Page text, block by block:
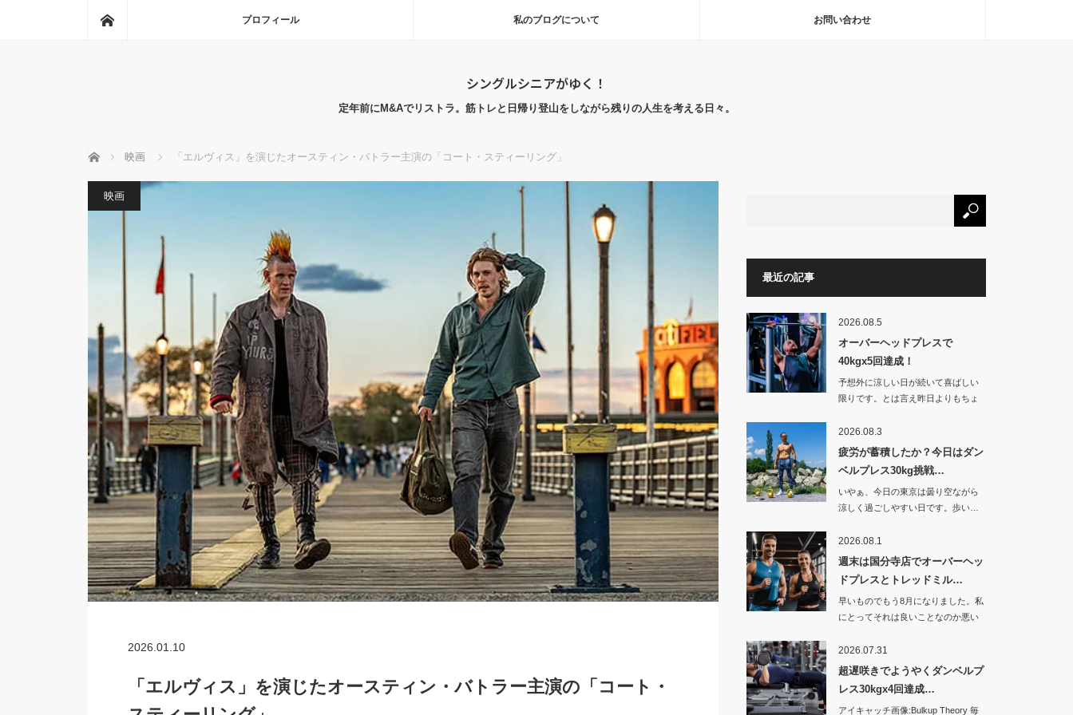
プロフィール 私のブログについて お問い合わせ
シングルシニアがゆく！
定年前にM&Aでリストラ。筋トレと日帰り登山をしながら残りの人生を考える日々。
ホーム 映画 「エルヴィス」を演じたオースティン・バトラー主演の「コート・スティーリング」
映画
2026.01.10
「エルヴィス」を演じたオースティン・バトラー主演の「コート・
最近の記事
2026.08.5
オーバーヘッドプレスで
40kgx5回達成！
予想外に涼しい日が続いて喜ばしい
限りです。とは言え昨日よりもちょ
2026.08.3
疲労が蓄積したか？今日はダン
ベルプレス30kg挑戦…
いやぁ、今日の東京は曇り空ながら
涼しく過ごしやすい日です。歩い…
2026.08.1
週末は国分寺店でオーバーヘッ
ドプレスとトレッドミル…
早いものでもう8月になりました。私
にとってそれは良いことなのか悪い
2026.07.31
超遅咲きでようやくダンベルプ
レス30kgx4回達成…
アイキャッチ画像:Bulkup Theory 毎